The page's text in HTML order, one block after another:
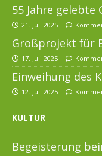
55 Jahre gelebte
21. Juli 2025
Großprojekt für
17. Juli 2025
Einweihung des
12. Juli 2025
KULTUR
Begeisterung